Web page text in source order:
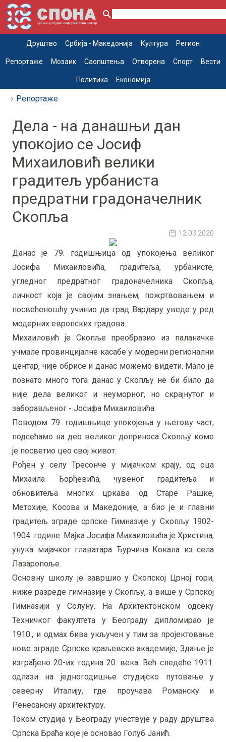
Друштво Србија - Македонија Култура Регион
Репортаже Мозаик Саопштења Отворена Спорт Вести
Политика Економија
Репортаже
Дела - на данашњи дан
упокојио се Јосиф
Михаиловић велики
градитељ урбаниста
предратни градоначелник
Скопља
12.03.2020
Данас је 79. годишњица од упокојења великог
Јосифа Михаиловића, градитеља, урбанисте,
угледног предратног градоначелника Скопља,
личност која је својим знањем, пожртвовањем и
посвећеношћу учинио да град Вардару уведе у ред
модерних европских градова.
Михаиловић је Скопље преобразио из паланачке
учмале провинцијалне касабе у модерни регионални
центар, чије обрисе и данас можемо видети. Мало је
познато много тога данас у Скопљу не би било да
није дела великог и неуморног, но скрајнутог и
заборављеног - Јосифа Михаиловића.
Поводом 79. годишњице упокојења у његову част,
подсећамо на део великог доприноса Скопљу коме
је посветио цео свој живот.
Рођен у селу Тресонче у мијачком крају, од оца
Михаила Ђорђевића, чувеног градитеља и
обновитеља многих цркава од Старе Рашке,
Метохије, Косова и Македоније, а био је и главни
градитељ зграде српске Гимназије у Скопљу 1902-
1904. године. Мајка Јосифа Михаиловића је Христина,
унука мијачког главатара Ђурчина Кокала из села
Лазаропоље.
Основну школу је завршио у Скопској Црној гори,
ниже разреде гимназије у Скопљу, а више у Српској
Гимназији у Солуну. На Архитектонском одсеку
Техничког факултета у Београду дипломирао је
1910., и одмах бива укључен у тим за пројектовање
нове зграде Српске краљевске академије, Здање је
изграђено 20-их година 20. века. Већ следеће 1911.
одлази на једногодишње студијско путовање у
северну Италију, где проучава Романску и
Ренесансну архитектуру.
Током студија у Београду учествује у раду друштва
Српска Браћа које је основао Голуб Јанић.